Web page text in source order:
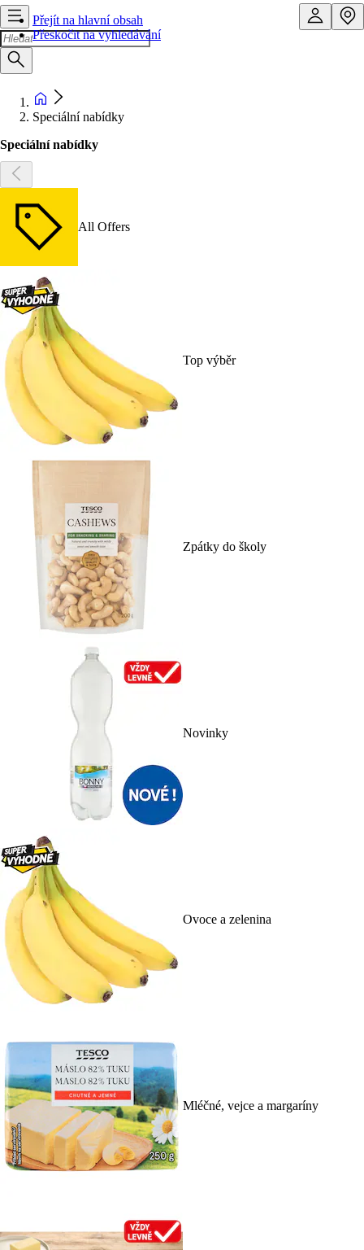
Přejít na hlavní obsah
Přeskočit na vyhledávání
Speciální nabídky
Speciální nabídky
All Offers
Top výběr
Zpátky do školy
Novinky
Ovoce a zelenina
Mléčné, vejce a margaríny